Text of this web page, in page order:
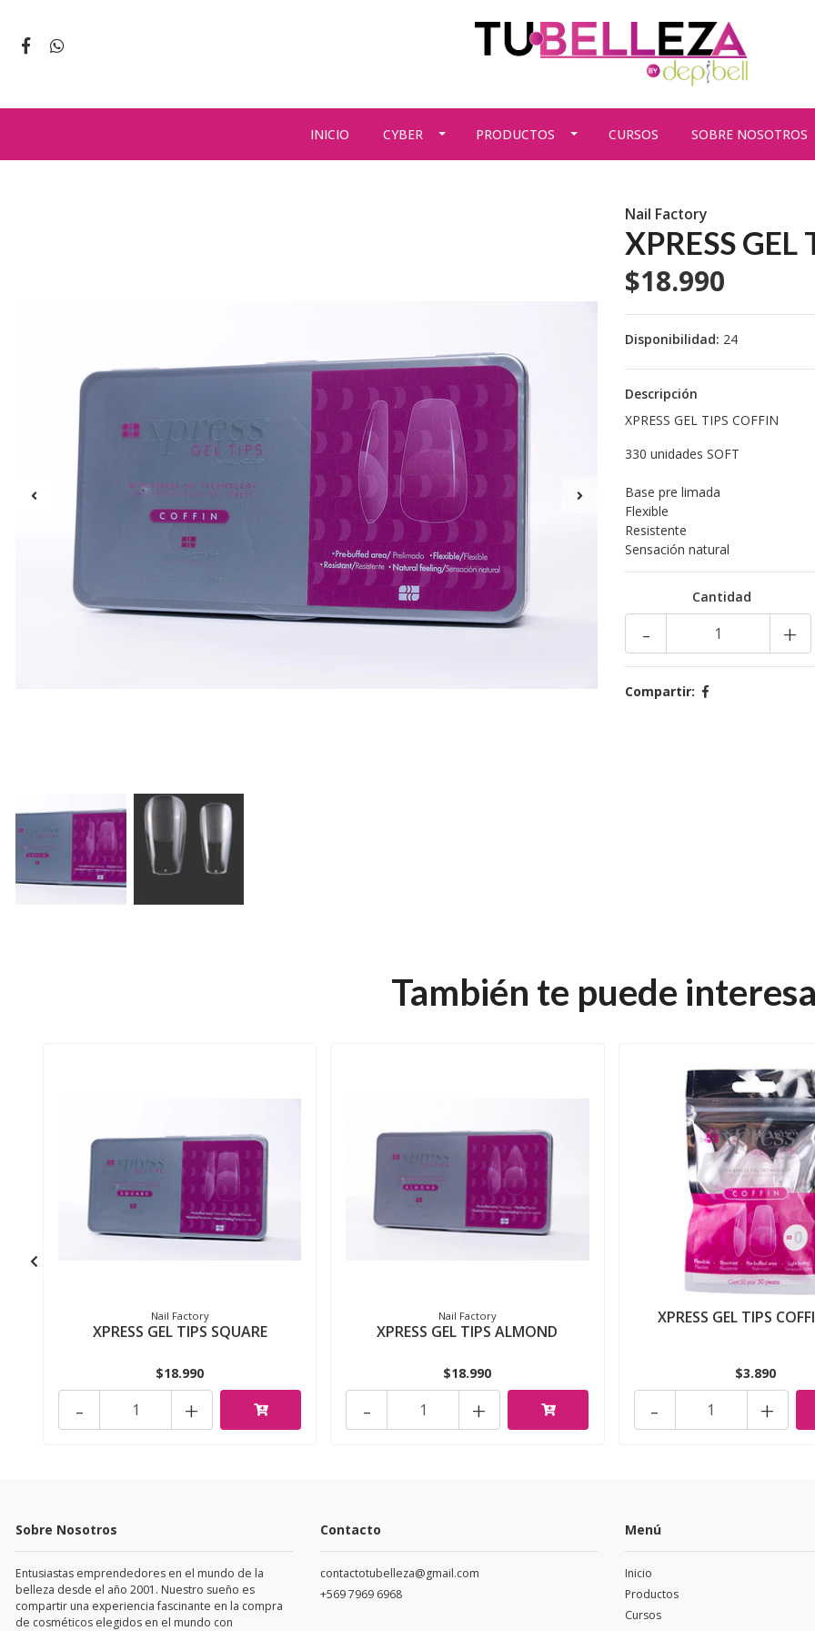
INICIO CYBER PRODUCTOS CURSOS SOBRE NOSOTROS
Nail Factory
XPRESS GEL
$18.990
Disponibilidad: 24
Descripción
XPRESS GEL TIPS COFFIN
330 unidades SOFT
Base pre limada
Flexible
Resistente
Sensación natural
Cantidad
+
-
Compartir:
También te puede
Nail Factory
XPRESS GEL TIPS SQUARE
$18.990
+
-
Nail Factory
XPRESS GEL TIPS ALMOND
$18.990
+
-
XPRESS GEL TIPS
$3.890
+
-
Sobre Nosotros
Entusiastas emprendedores en el mundo de la
belleza desde el año 2001. Nuestro sueño es
compartir una experiencia fascinante en la compra
de cosméticos elegidos en el mundo con
Contacto
contactotubelleza@gmail.com
+569 7969 6968
Menú
Inicio
Productos
Cursos